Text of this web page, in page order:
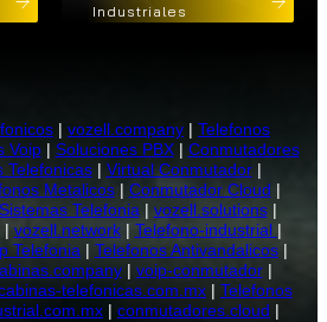
Industriales
| vozell.company | Telefonos
Voip| Soluciones PBX| Conmutadores
Telefonicas| Virtual Conmutador|
Metalicos| Conmutador Cloud |
Sistemas Telefonia | vozell.solutions|
| vozell.network| Telefono-industrial |
Telefonia | Telefonos Antivandalicos |
| voip-conmutador|
telefonicas.com.mx | Telefonos
| conmutadores.cloud |